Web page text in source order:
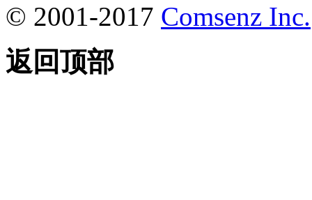
© 2001-2017 Comsenz Inc.
返回顶部